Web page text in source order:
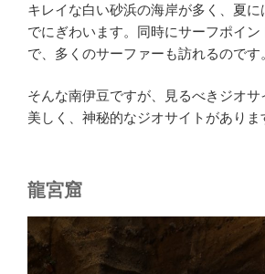
キレイな白い砂浜の海岸が多く、夏
でにぎわいます。同時にサーフポイン
で、多くのサーファーも訪れるのです
そんな南伊豆ですが、見るべきジオサ
美しく、神秘的なジオサイトがありま
龍宮窟